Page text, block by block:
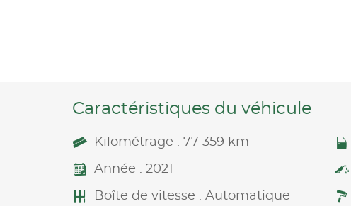
Caractéristiques du véhicule
Kilométrage : 77 359 km
Année : 2021
Boîte de vitesse : Automatique